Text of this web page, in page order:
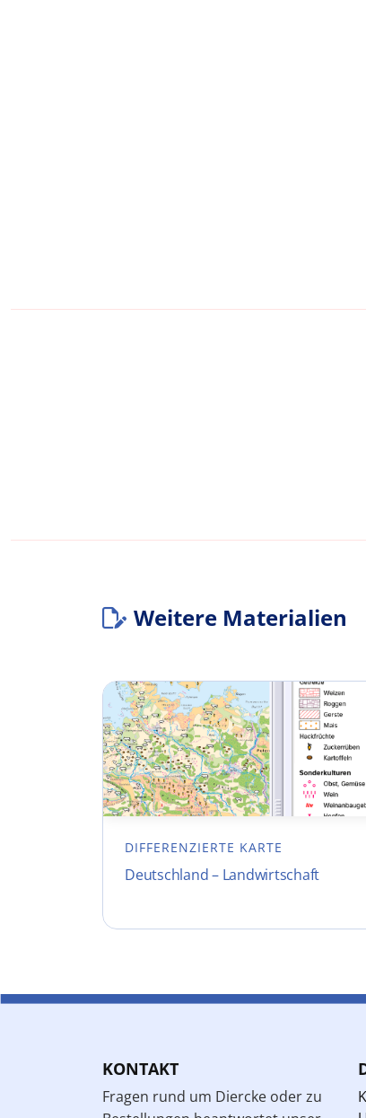
Weitere Materialien
DIFFERENZIERTE KARTE
Deutschland – Landwirtschaft
KONTAKT
Fragen rund um Diercke oder zu